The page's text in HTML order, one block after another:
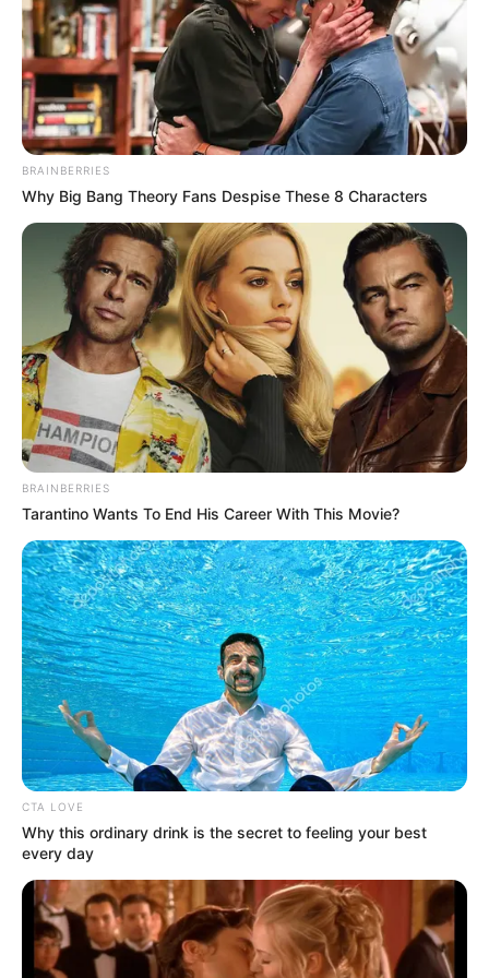
Ακολουθήστε το evianews.com στοGoogle
News
ΤΑ ΠΙΟ ΔΗΜΟΦΙΛΗ
BRAINBERRIES
Why Big Bang Theory Fans Despise These 8 Characters
BRAINBERRIES
Tarantino Wants To End His Career With This Movie?
CTA LOVE
Why this ordinary drink is the secret to feeling your best
every day